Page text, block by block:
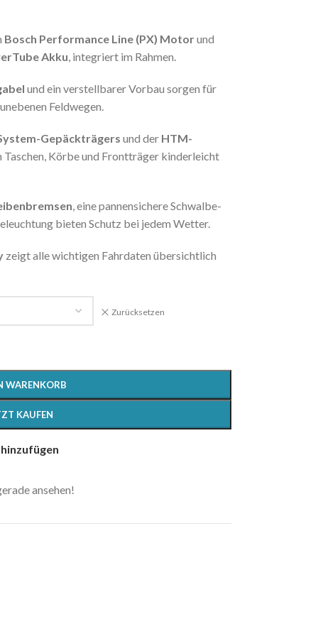
MEHR ANZEIGEN
Bosch Performance Line (PX) Motorund
Akku , integriert im Rahmen.
und ein verstellbarer Vorbau sorgen für
Feldwegen.
Gepäckträgers und der HTM-
Taschen, Körbe und Frontträger kinderleicht
, eine pannensichere Schwalbe-
bieten Schutz bei jedem Wetter.
zeigt alle wichtigen Fahrdaten übersichtlich
Zurücksetzen
WARENKORB
KAUFEN
ansehen!